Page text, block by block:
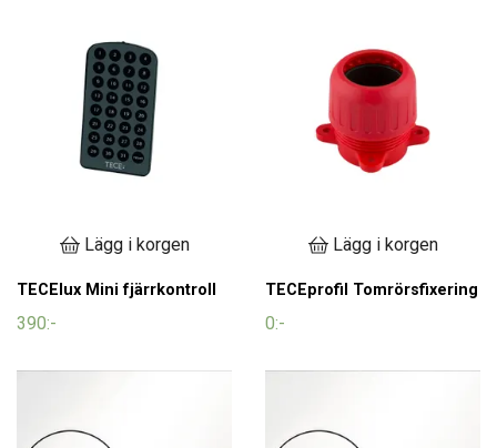
Lägg i korgen
TECElux Mini fjärrkontroll
390:-
Lägg i korgen
TECEprofil Tomrörsfixering
0:-